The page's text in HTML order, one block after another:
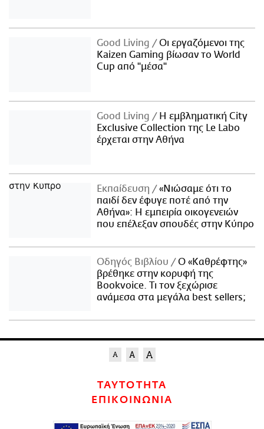
Good Living
Οι εργαζόμενοι της
Kaizen Gaming βίωσαν το World
Cup από "μέσα"
Good Living
Η εμβληματική City
Exclusive Collection της Le Labo
έρχεται στην Αθήνα
Εκπαίδευση
«Νιώσαμε ότι το
παιδί δεν έφυγε ποτέ από την
Αθήνα»: Η εμπειρία οικογενειών
που επέλεξαν σπουδές στην Κύπρο
Οδηγός Βιβλίου
Ο «Καθρέφτης»
βρέθηκε στην κορυφή της
Bookvoice. Τι τον ξεχώρισε
ανάμεσα στα μεγάλα best sellers;
ΤΑΥΤΟΤΗΤΑ
ΕΠΙΚΟΙΝΩΝΙΑ